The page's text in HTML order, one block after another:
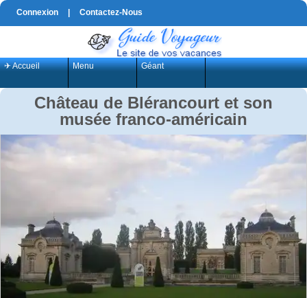
Connexion Contactez-Nous
✈ Accueil Menu Géant
Château de Blérancourt et son
musée franco-américain